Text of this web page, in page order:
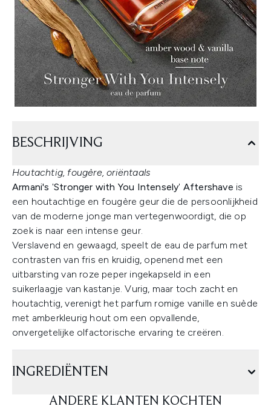
BESCHRIJVING
Houtachtig, fougère, oriëntaals
Armani's 'Stronger with You Intensely' Aftershave is
een houtachtige en fougère geur die de persoonlijkheid
van de moderne jonge man vertegenwoordigt, die op
zoek is naar een intense geur.
Verslavend en gewaagd, speelt de eau de parfum met
contrasten van fris en kruidig, openend met een
uitbarsting van roze peper ingekapseld in een
suikerlaagje van kastanje. Vurig, maar toch zacht en
houtachtig, verenigt het parfum romige vanille en suède
met amberkleurig hout om een opvallende,
onvergetelijke olfactorische ervaring te creëren.
INGREDIËNTEN
ANDERE KLANTEN KOCHTEN